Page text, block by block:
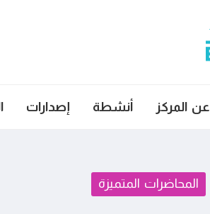
عن المركز أنشطة إصدارات
المحاضرات المتميزة